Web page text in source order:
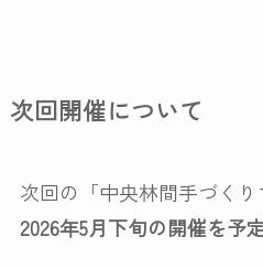
次回開催について
次回の「中央林間手づく
2026年5月下旬の開催を予